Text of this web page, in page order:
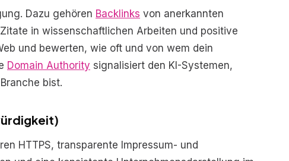
Dazu gehören Backlinks von anerkannten
in wissenschaftlichen Arbeiten und positive
und bewerten, wie oft und von wem dein
Domain Authority signalisiert den KI-Systemen,
bist.
HTTPS, transparente Impressum- und